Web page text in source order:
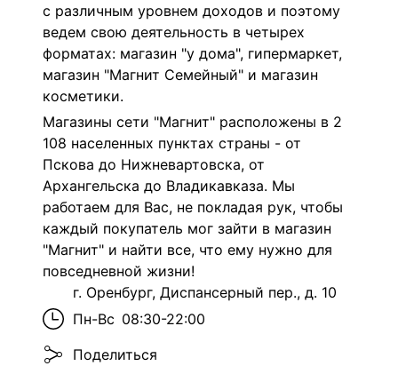
с различным уровнем доходов и поэтому
ведем свою деятельность в четырех
форматах: магазин "у дома", гипермаркет,
магазин "Магнит Семейный" и магазин
косметики.
Магазины сети "Магнит" расположены в 2
108 населенных пунктах страны - от
Пскова до Нижневартовска, от
Архангельска до Владикавказа. Мы
работаем для Вас, не покладая рук, чтобы
каждый покупатель мог зайти в магазин
"Магнит" и найти все, что ему нужно для
повседневной жизни!
г. Оренбург, Диспансерный пер., д. 10
Пн-Вс 08:30-22:00
Поделиться